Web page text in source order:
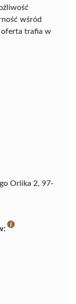
wśród
trafia w
Orlika 2, 97-